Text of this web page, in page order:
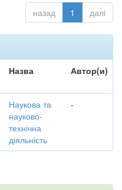
назад 1 далі
Назва Автор(и)
Наукова та
науково-
технічна
діяльність
-